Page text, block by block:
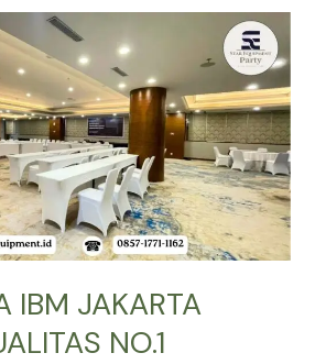
IBM JAKARTA
NO.1